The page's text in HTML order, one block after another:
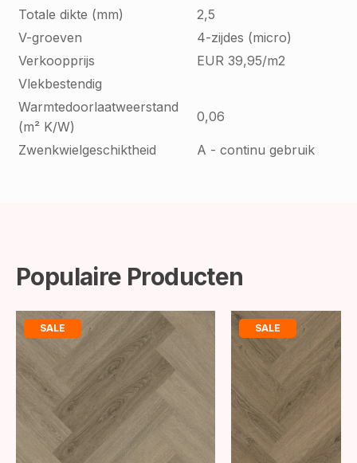
Totale dikte (mm)
2,5
V-groeven
4-zijdes (micro)
Verkoopprijs
EUR 39,95/m2
Vlekbestendig
Warmtedoorlaatweerstand
(m² K/W)
0,06
Zwenkwielgeschiktheid A - continu gebruik
Populaire Producten
SALE SALE